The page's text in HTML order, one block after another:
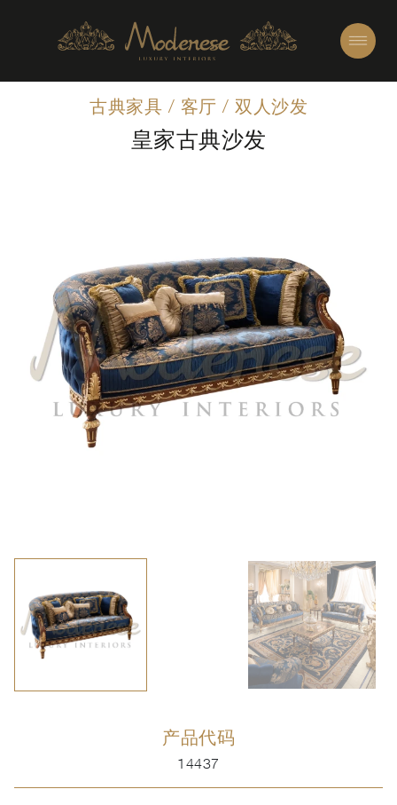
古典家具 / 客厅 / 双人沙发
皇家古典沙发
产品代码
14437